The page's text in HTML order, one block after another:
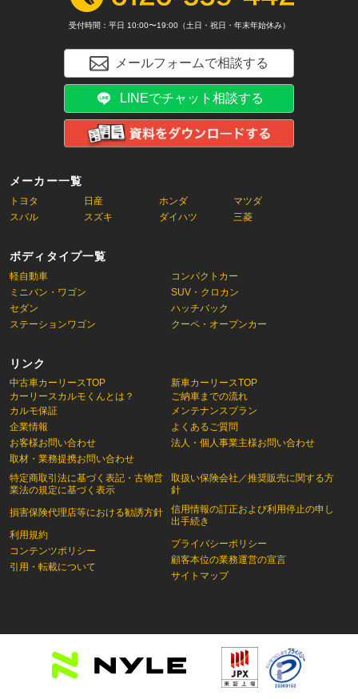
メーカー一覧
トヨタ 日産 ホンダ
マツダ
スバル
スズキ ダイハツ 三菱
ボディタイプ一覧
軽自動車
コンパクトカー
ミニバン・ワゴン
SUV・クロカン
セダン
ハッチバック
ステーションワゴン
クーペ・オープンカー
リンク
中古車カーリースTOP
カーリースカルモくんとは？
新車カーリースTOP
ご納車までの流れ
カルモ保証
企業情報
お客様お問い合わせ
取材・業務提携お問い合わせ
特定商取引法に基づく表記・古物営
業法の規定に基づく表示
損害保険代理店等における勧誘方針
利用規約
コンテンツポリシー
引用・転載について
メンテナンスプラン
よくあるご質問
法人・個人事業主様お問い合わせ
取扱い保険会社／推奨販売に関する方
針
信用情報の訂正および利用停止の申し
出手続き
プライバシーポリシー
顧客本位の業務運営の宣言
サイトマップ
受付時間：平日 10:00〜19:00（土日・祝日・年末年始休み）
メールフォームで相談する
LINEでチャット相談する